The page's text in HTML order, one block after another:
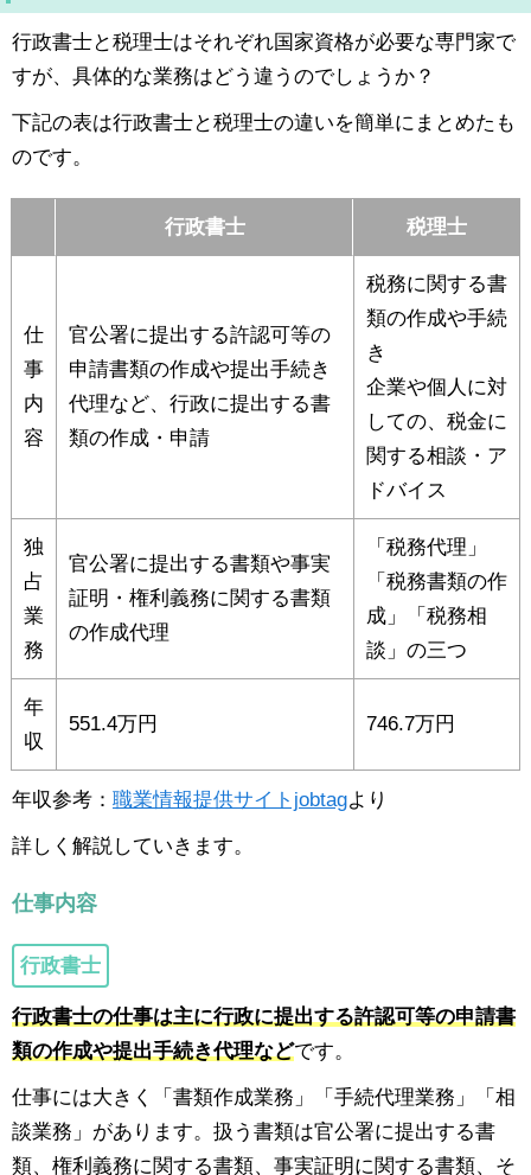
行政書士と税理士はそれぞれ国家資格が必要な専門家で
すが、具体的な業務はどう違うのでしょうか？
下記の表は行政書士と税理士の違いを簡単にまとめたも
のです。
行政書士 税理士
仕
事
内
容
官公署に提出する許認可等の
申請書類の作成や提出手続き
代理など、行政に提出する書
類の作成・申請
税務に関する書
類の作成や手続
き
企業や個人に対
しての、税金に
関する相談・ア
ドバイス
独
占
業
務
官公署に提出する書類や事実
証明・権利義務に関する書類
の作成代理
「税務代理」
「税務書類の作
成」「税務相
談」の三つ
年
収
551.4万円 746.7万円
年収参考： 職業情報提供サイトjobtagより
詳しく解説していきます。
仕事内容
行政書士
行政書士の仕事は主に行政に提出する許認可等の申請書
類の作成や提出手続き代理などです。
仕事には大きく「書類作成業務」「手続代理業務」「相
談業務」があります。扱う書類は官公署に提出する書
類、権利義務に関する書類、事実証明に関する書類、そ